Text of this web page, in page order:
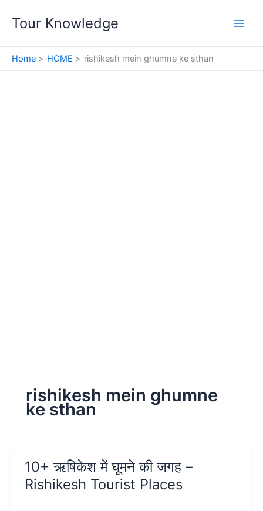
Tour Knowledge
Home HOME rishikesh mein ghumne ke sthan
rishikesh mein ghumne
ke sthan
10+ ऋषिकेश में घूमने की जगह –
Rishikesh Tourist Places